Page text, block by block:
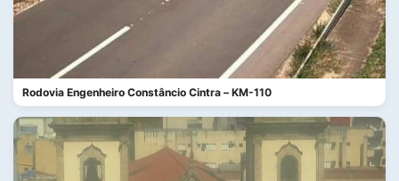
Conferir se o clima está favorável para um
passeio.
Acompanhar eventos e surfistas aproveitando
as ondas.
A câmera ao vivo de São Vicente é uma excelente
opção para quem quer planejar o dia ou apenas
Rodovia Engenheiro Constâncio Cintra – KM-110